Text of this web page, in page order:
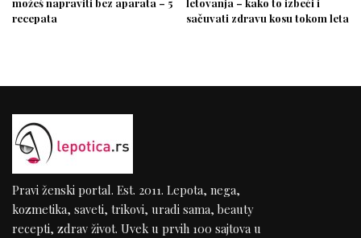
recepata
sačuvati zdravu kosu tokom leta
Pravi ženski portal. Est. 2011. Lepota, nega,
kozmetika, saveti, trikovi, uradi sama, beauty
recepti, zdrav život. Uvek u prvih 100 sajtova u